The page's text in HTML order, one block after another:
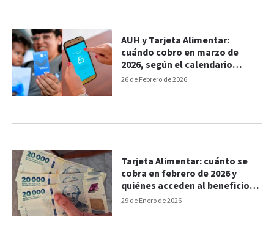
26 de Febrero de 2026
AUH y Tarjeta Alimentar:
cuándo cobro en marzo de
2026, según el calendario
ANSES
29 de Enero de 2026
Tarjeta Alimentar: cuánto se
cobra en febrero de 2026 y
quiénes acceden al beneficio
de ANSES